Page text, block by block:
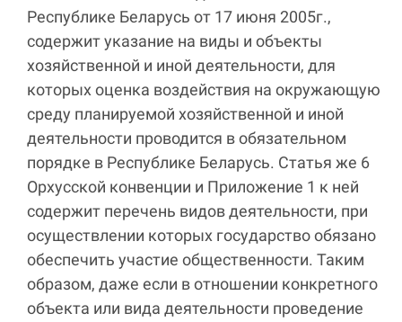
Республике Беларусь от 17 июня 2005г.,
содержит указание на виды и объекты
хозяйственной и иной деятельности, для
которых оценка воздействия на окружающую
среду планируемой хозяйственной и иной
деятельности проводится в обязательном
порядке в Республике Беларусь. Статья же 6
Орхусской конвенции и Приложение 1 к ней
содержит перечень видов деятельности, при
осуществлении которых государство обязано
обеспечить участие общественности. Таким
образом, даже если в отношении конкретного
объекта или вида деятельности проведение